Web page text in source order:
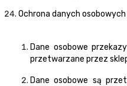
Ochrona danych osobowych
Dane osobowe
przetwarzane przez
Dane osobowe są